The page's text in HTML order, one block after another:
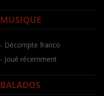
MUSIQUE
- Décompte franco
- Joué récemment
BALADOS